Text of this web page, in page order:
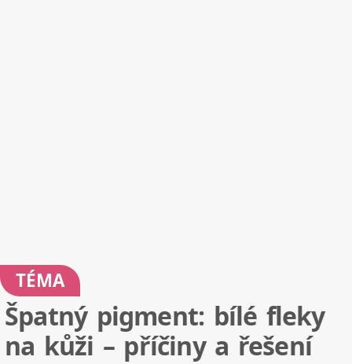
TÉMA
Špatný pigment: bílé fleky
na kůži – příčiny a řešení